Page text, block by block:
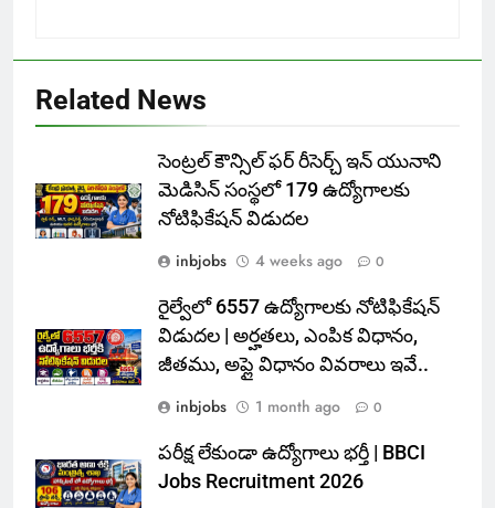
Related News
సెంట్రల్ కౌన్సిల్ ఫర్ రీసెర్చ్ ఇన్ యునాని
మెడిసిన్ సంస్థలో 179 ఉద్యోగాలకు
నోటిఫికేషన్ విడుదల
inbjobs
4 weeks ago 0
రైల్వేలో 6557 ఉద్యోగాలకు నోటిఫికేషన్
విడుదల | అర్హతలు, ఎంపిక విధానం,
జీతము, అప్లై విధానం వివరాలు ఇవే..
inbjobs
1 month ago 0
పరీక్ష లేకుండా ఉద్యోగాలు భర్తీ | BBCI
Jobs Recruitment 2026